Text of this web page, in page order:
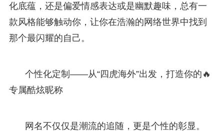
化底蕴，还是偏爱情感表达或是幽默趣味，总有一
款风格能够触动你，让你在浩瀚的网络世界中找到
那个最闪耀的自己。
个性化定制——从“四虎海外”出发，打造你的🔥
专属酷炫昵称
网名不仅仅是潮流的追随，更是个性的彰显。